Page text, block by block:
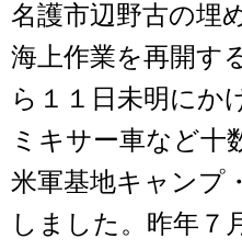
名護市辺野古の埋
海上作業を再開す
ら１１日未明にか
ミキサー車など十
米軍基地キャンプ
しました。昨年７